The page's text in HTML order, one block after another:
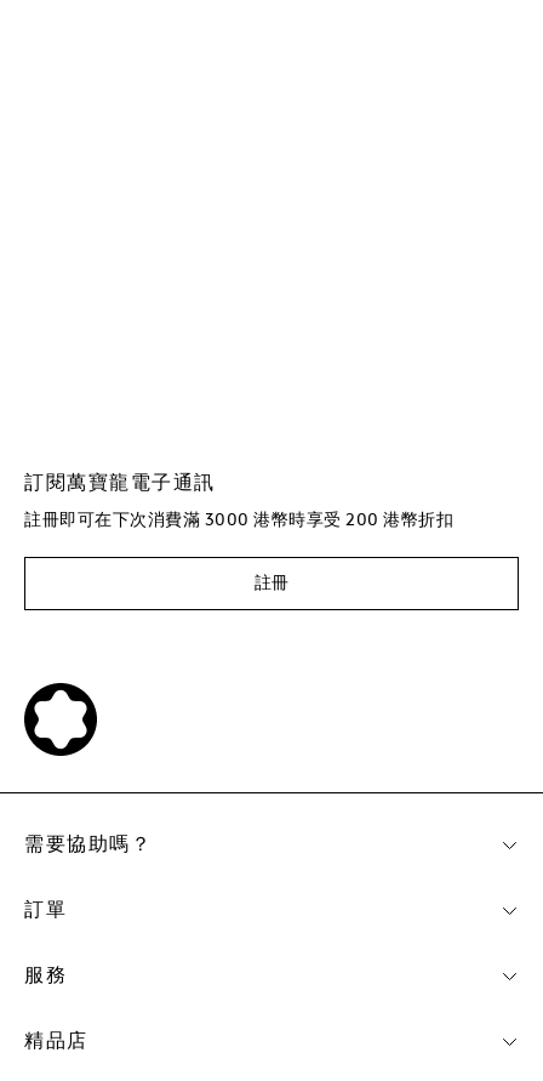
訂閱萬寶龍電子通訊
註冊即可在下次消費滿 3000 港幣時享受 200 港幣折扣
註冊
需要協助嗎？
訂單
服務
精品店